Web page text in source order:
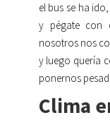
el bus se ha
y pégate con
nosotros nos
y luego quería
ponernos
Clima